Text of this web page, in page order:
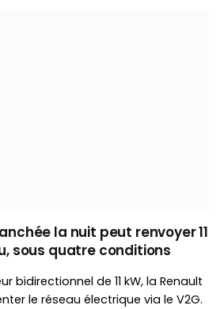
la nuit peut renvoyer 11
sous quatre conditions
bidirectionnel de 11 kW, la Renault
le réseau électrique via le V2G.